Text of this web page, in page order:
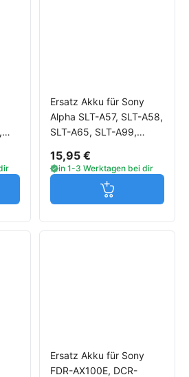
Warenkorb
Ersatz Akku für Sony
Alpha SLT-A57, SLT-A58,
SLT-A65, SLT-A99,
DSLR-A300
15,95 €
in 1-3 Werktagen bei dir
Jetzt in den
Ersatz Akku für Sony
FDR-AX100E, DCR-